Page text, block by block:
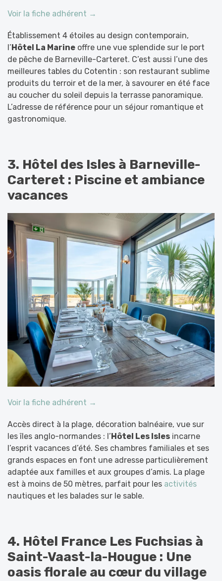
Voir la fiche adhérent →
Établissement 4 étoiles au design contemporain,
l’Hôtel La Marine offre une vue splendide sur le port
de pêche de Barneville-Carteret. C’est aussi l’une des
meilleures tables du Cotentin : son restaurant sublime
produits du terroir et de la mer, à savourer en été face
au coucher du soleil depuis la terrasse panoramique.
L’adresse de référence pour un séjour romantique et
gastronomique.
3. Hôtel des Isles à Barneville-
Carteret : Piscine et ambiance
vacances
Voir la fiche adhérent →
Accès direct à la plage, décoration balnéaire, vue sur
les îles anglo-normandes : l’ Hôtel Les Isles incarne
l’esprit vacances d’été. Ses chambres familiales et ses
grands espaces en font une adresse particulièrement
adaptée aux familles et aux groupes d’amis. La plage
est à moins de 50 mètres, parfait pour les activités
nautiques et les balades sur le sable.
4. Hôtel France Les Fuchsias à
Saint-Vaast-la-Hougue : Une
oasis florale au cœur du village